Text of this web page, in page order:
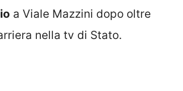
a Viale Mazzini dopo oltre
nella tv di Stato.